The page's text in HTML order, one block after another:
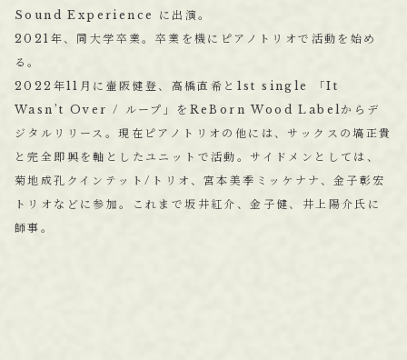
Sound Experience に出演。
2021年、同大学卒業。卒業を機にピアノトリオで活動を始め
る。
2022年11月に壷阪健登、高橋直希と1st single 「It
Wasn’t Over / ループ」をReBorn Wood Labelからデ
ジタルリリース。現在ピアノトリオの他には、サックスの塙正貴
と完全即興を軸としたユニットで活動。サイドメンとしては、
菊地成孔クインテット/トリオ、宮本美季ミッケナナ、金子彰宏
トリオなどに参加。これまで坂井紅介、金子健、井上陽介氏に
師事。